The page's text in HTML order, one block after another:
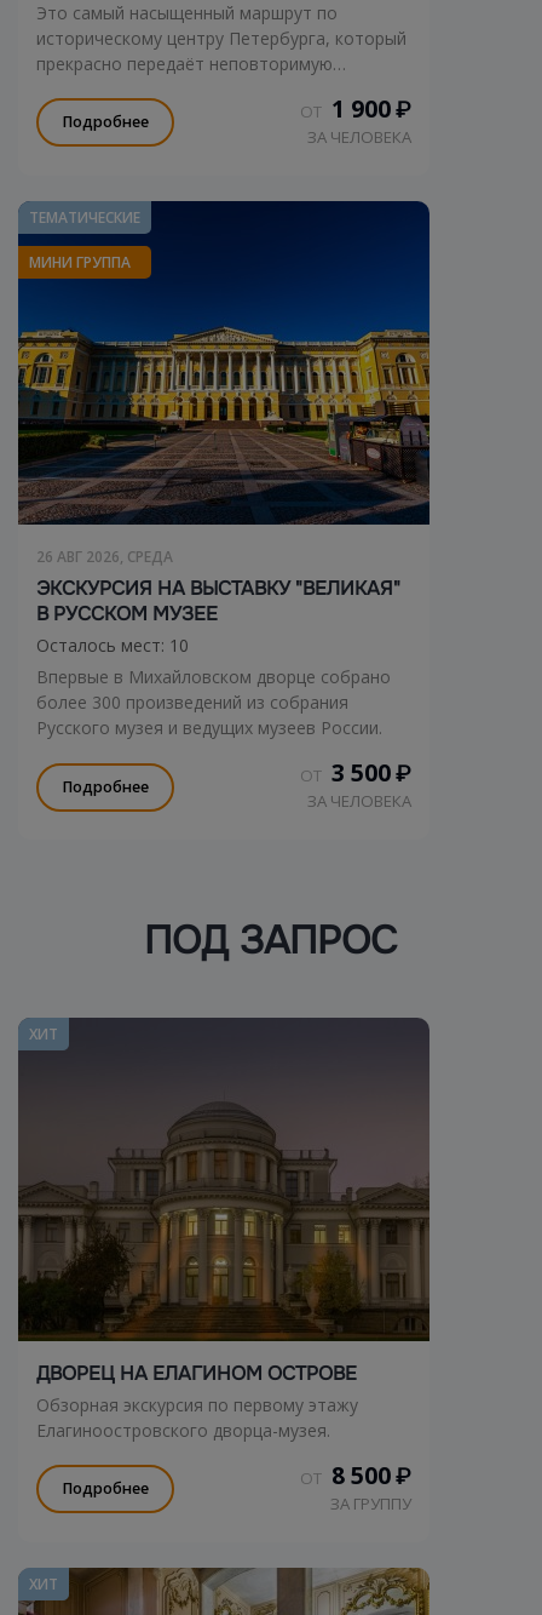
Это самый насыщенный маршрут по
историческому центру Петербурга, который
прекрасно передаёт неповторимую
Подробнее ОТ 1 900₽
ЗА ЧЕЛОВЕКА
ТЕМАТИЧЕСКИЕ
МИНИ ГРУППА
26 АВГ 2026, СРЕДА
ЭКСКУРСИЯ НА ВЫСТАВКУ "ВЕЛИКАЯ"
В РУССКОМ МУЗЕЕ
Осталось мест: 10
Впервые в Михайловском дворце собрано
более 300 произведений из собрания
Русского музея и ведущих музеев России.
Подробнее ОТ 3 500₽
ЗА ЧЕЛОВЕКА
ПОД ЗАПРОС
ХИТ
ДВОРЕЦ НА ЕЛАГИНОМ ОСТРОВЕ
Обзорная экскурсия по первому этажу
Елагиноостровского дворца-музея.
Подробнее ОТ 8 500₽
ЗА ГРУППУ
ХИТ